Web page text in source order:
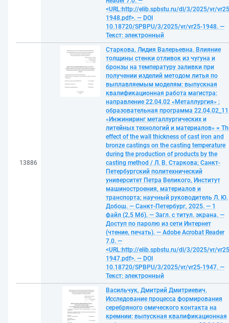
<URL:http://elib.spbstu.ru/dl/3/2025/vr/
1948.pdf>. — DOI
10.18720/SPBPU/3/2025/vr/vr25-1948. —
Текст: электронный
13886
Старкова, Лидия Валерьевна. Влияние
толщины стенки отливок из чугуна и
бронзы на температуру заливки при
получении изделий методом литья по
выплавляемым моделям: выпускная
квалификационная работа магистра:
направление 22.04.02 «Металлургия» ;
образовательная программа 22.04.02_11
«Инжиниринг металлургических и
литейных технологий и материалов» =
effect of the wall thickness of cast iron and
bronze castings on the casting temperature
during the production of products by the
casting method / Л. В. Старкова; Санкт-
Петербургский политехнический
университет Петра Великого, Институт
машиностроения, материалов и
транспорта; научный руководитель Л. Ю.
Добош. — Санкт-Петербург, 2025. — 1
файл (2,5 Мб). — Загл. с титул. экрана. —
Доступ по паролю из сети Интернет
(чтение, печать). — Adobe Acrobat Reader
7.0. —
<URL:http://elib.spbstu.ru/dl/3/2025/vr/
1947.pdf>. — DOI
10.18720/SPBPU/3/2025/vr/vr25-1947. —
Текст: электронный
Васильчук, Дмитрий Дмитриевич.
Исследование процесса формирования
серебряного омического контакта на
кремнии: выпускная квалификационная